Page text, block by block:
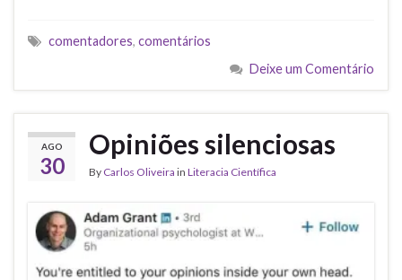
comentadores, comentários
Deixe um Comentário
AGO
30
Opiniões silenciosas
By Carlos Oliveira in Literacia Científica